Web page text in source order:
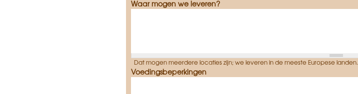
Waar mogen we leveren?
Dat mogen meerdere locaties zijn; we leveren in de meeste Europese landen.
Voedingsbeperkingen